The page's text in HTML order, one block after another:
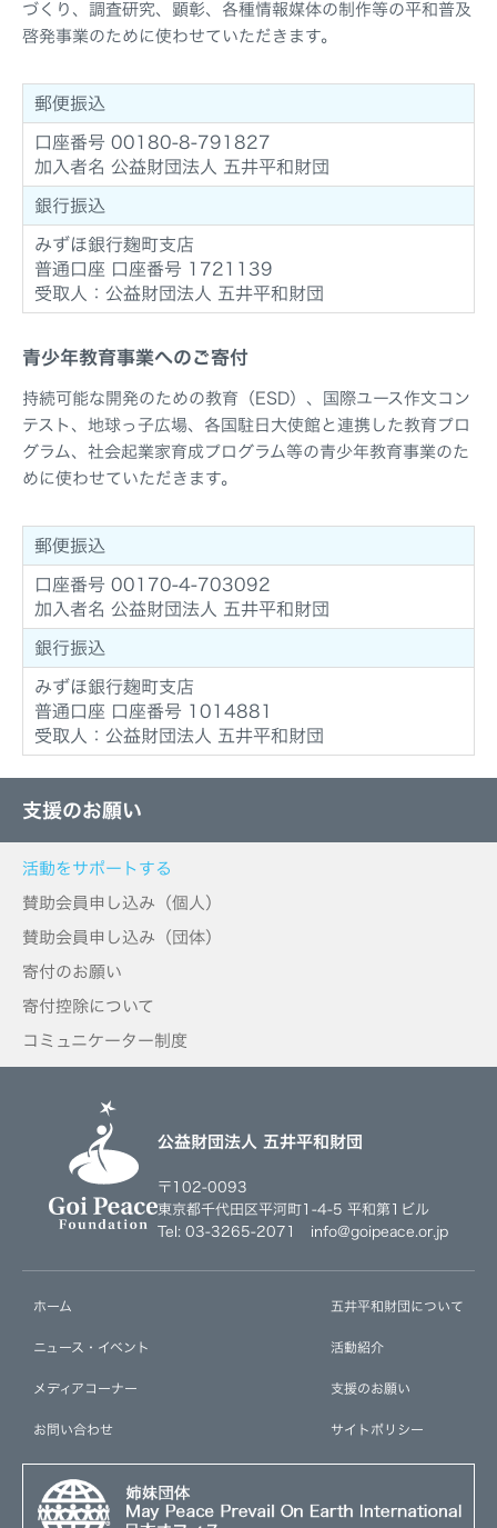
づくり、調査研究、顕彰、各種情報媒体の制作等の平和普及
啓発事業のために使わせていただきます。
郵便振込
口座番号 00180-8-791827
加入者名 公益財団法人 五井平和財団
銀行振込
みずほ銀行麹町支店
普通口座 口座番号 1721139
受取人：公益財団法人 五井平和財団
青少年教育事業へのご寄付
持続可能な開発のための教育（ESD）、国際ユース作文コン
テスト、地球っ子広場、各国駐日大使館と連携した教育プロ
グラム、社会起業家育成プログラム等の青少年教育事業のた
めに使わせていただきます。
郵便振込
口座番号 00170-4-703092
加入者名 公益財団法人 五井平和財団
銀行振込
みずほ銀行麹町支店
普通口座 口座番号 1014881
受取人：公益財団法人 五井平和財団
支援のお願い
活動をサポートする
賛助会員申し込み（個人）
賛助会員申し込み（団体）
寄付のお願い
寄付控除について
コミュニケーター制度
公益財団法人 五井平和財団
〒102-0093
東京都千代田区平河町1-4-5 平和第1ビル
Tel: 03-3265-2071 info@goipeace.or.jp
ホーム
ニュース・イベント
メディアコーナー
お問い合わせ
五井平和財団について
活動紹介
支援のお願い
サイトポリシー